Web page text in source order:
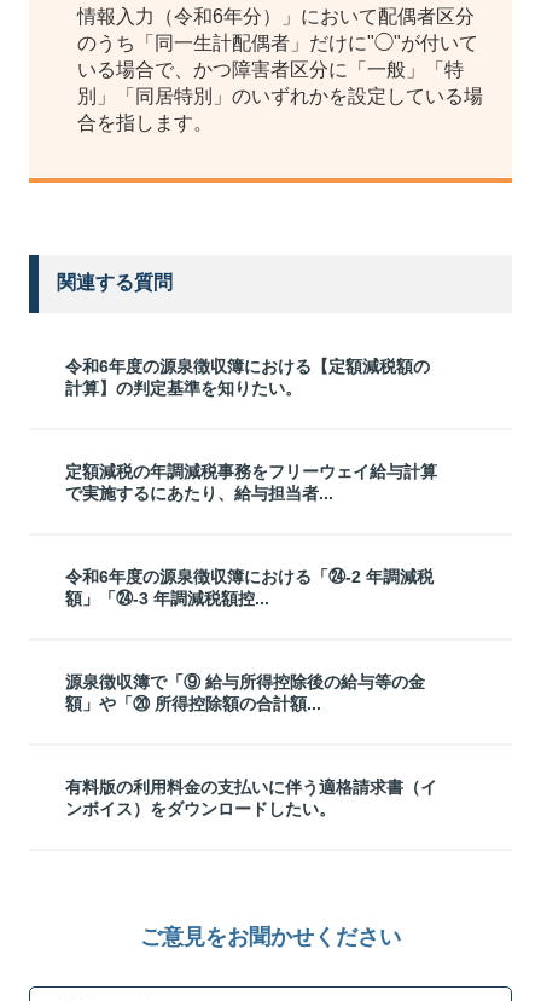
情報入力（令和6年分）」において配偶者区分
のうち「同一生計配偶者」だけに"◯"が付いて
いる場合で、かつ障害者区分に「一般」「特
別」「同居特別」のいずれかを設定している場
合を指します。
関連する質問
令和6年度の源泉徴収簿における【定額減税額の
計算】の判定基準を知りたい。
定額減税の年調減税事務をフリーウェイ給与計算
で実施するにあたり、給与担当者...
令和6年度の源泉徴収簿における「㉔-2 年調減税
額」「㉔-3 年調減税額控...
源泉徴収簿で「⑨ 給与所得控除後の給与等の金
額」や「⑳ 所得控除額の合計額...
有料版の利用料金の支払いに伴う適格請求書（イ
ンボイス）をダウンロードしたい。
ご意見をお聞かせください